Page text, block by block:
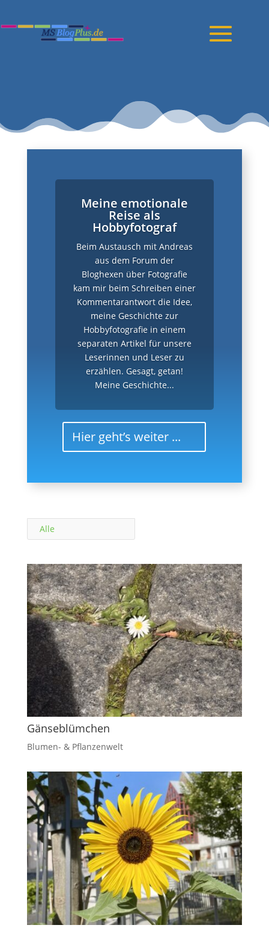
Meine emotionale
Reise als
Hobbyfotograf
Beim Austausch mit Andreas
aus dem Forum der
Bloghexen über Fotografie
kam mir beim Schreiben einer
Kommentarantwort die Idee,
meine Geschichte zur
Hobbyfotografie in einem
separaten Artikel für unsere
Leserinnen und Leser zu
erzählen. Gesagt, getan!
Meine Geschichte...
Hier geht’s weiter ...
Alle
Gänseblümchen
Blumen- & Pflanzenwelt